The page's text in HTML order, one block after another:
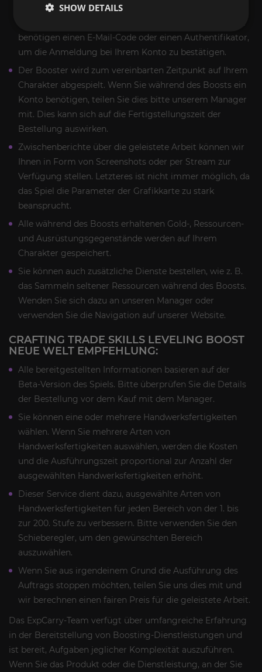
unser Manager informieren, um Informationen zu Ihrem
benötigen einen E-Mail-Code oder einen Authentifikator,
um die Anmeldung bei Ihrem Konto zu bestätigen.
Der Booster wird zum vereinbarten Zeitpunkt auf Ihrem
Charakter abgespielt. Wenn Sie während des Boosts ein
Konto benötigen, teilen Sie dies bitte unserem Manager
mit. Dies kann sich auf die Fertigstellungszeit der
Bestellung auswirken.
Zwischenberichte über die geleistete Arbeit können wir
Ihnen in Form von Screenshots oder per Stream zur
Verfügung stellen. Letzteres ist nicht immer möglich, da
das Spiel die Parameter der Grafikkarte zu stark
beansprucht.
Alle während des Boosts erhaltenen Gold-, Ressourcen-
und Ausrüstungsgegenstände werden auf Ihrem
Charakter gespeichert.
Sie können auch zusätzliche Dienste bestellen, wie z. B.
das Sammeln seltener Ressourcen während des Boosts.
Wenden Sie sich dazu an unseren Manager oder
verwenden Sie die Navigation auf unserer Website.
CRAFTING TRADE SKILLS LEVELING BOOST
NEUE WELT EMPFEHLUNG:
Alle bereitgestellten Informationen basieren auf der
Beta-Version des Spiels. Bitte überprüfen Sie die Details
der Bestellung vor dem Kauf mit dem Manager.
Sie können eine oder mehrere Handwerksfertigkeiten
wählen. Wenn Sie mehrere Arten von
Handwerksfertigkeiten auswählen, werden die Kosten
und die Ausführungszeit proportional zur Anzahl der
ausgewählten Handwerksfertigkeiten erhöht.
Dieser Service dient dazu, ausgewählte Arten von
Handwerksfertigkeiten für jeden Bereich von der 1. bis
zur 200. Stufe zu verbessern. Bitte verwenden Sie den
Schieberegler, um den gewünschten Bereich
auszuwählen.
Wenn Sie aus irgendeinem Grund die Ausführung des
Auftrags stoppen möchten, teilen Sie uns dies mit und
wir berechnen einen fairen Preis für die geleistete Arbeit.
Das ExpCarry-Team verfügt über umfangreiche Erfahrung
in der Bereitstellung von Boosting-Dienstleistungen und
ist bereit, Aufgaben jeglicher Komplexität auszuführen.
Wenn Sie das Produkt oder die Dienstleistung, an der Sie
SHOW DETAILS